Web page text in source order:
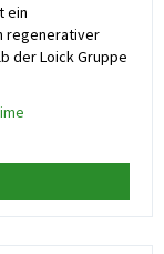
ein
regenerativer
der Loick Gruppe